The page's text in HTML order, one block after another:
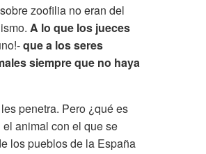
zoofilia no eran del
A lo que los jueces
que a los seres
siempre que no haya
penetra. Pero ¿qué es
animal con el que se
los pueblos de la España